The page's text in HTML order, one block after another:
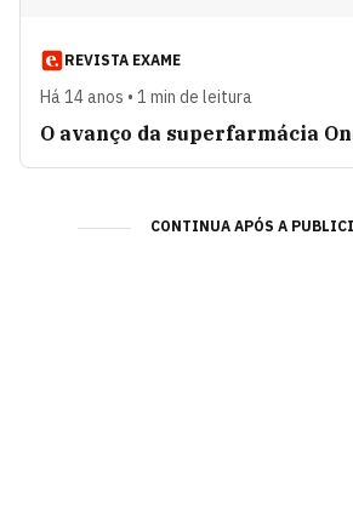
REVISTA EXAME
Há 14 anos • 1 min de leitura
O avanço da superfarmácia
CONTINUA APÓS A